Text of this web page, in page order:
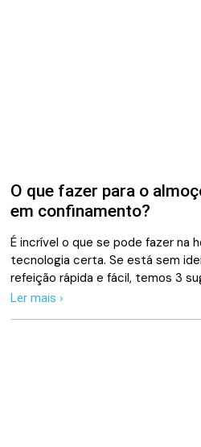
O que fazer para o
em confinamento?
É incrível o que se pode fazer na
tecnologia certa. Se está sem
refeição rápida e fácil, temos 3
Ler mais ›